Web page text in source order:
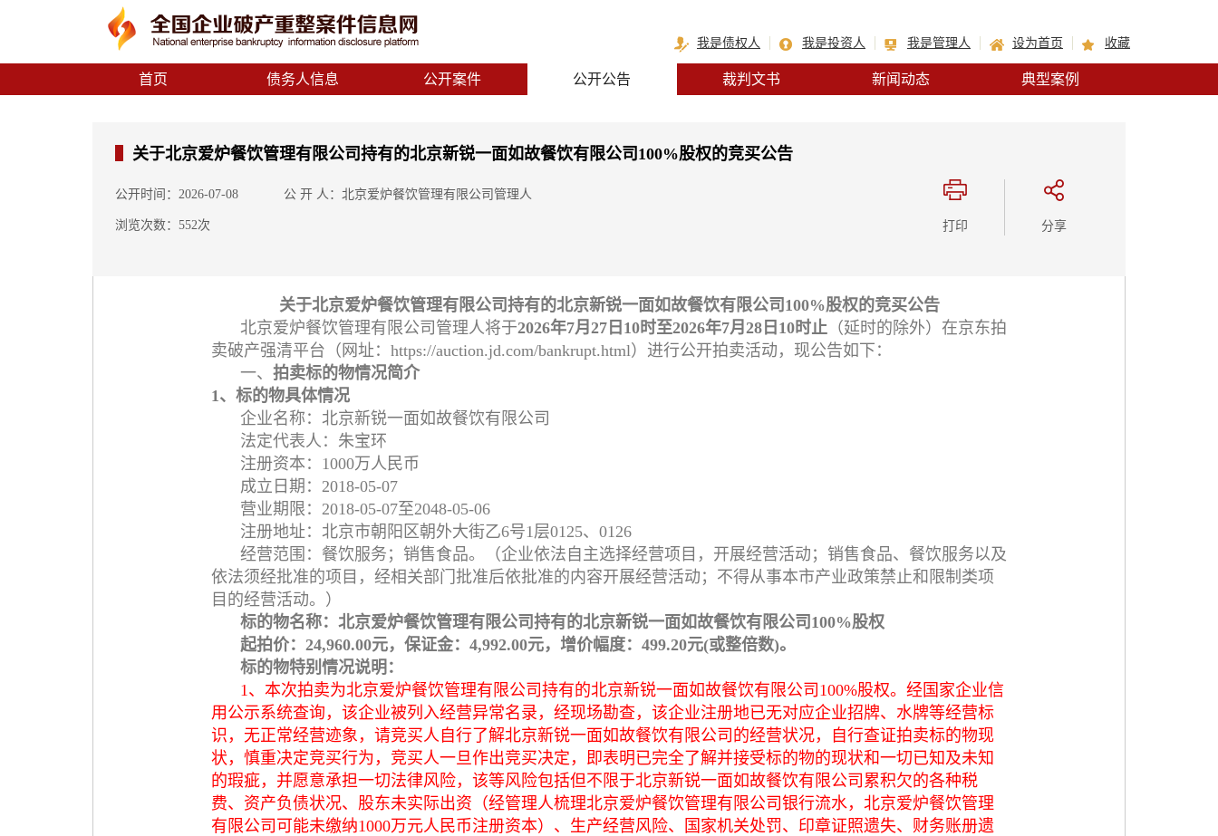
我是债权人 我是投资人 我是管理人 设为首页 收藏
首页 债务人信息 公开案件 公开公告 裁判文书 新闻动态 典型案例
关于北京爱炉餐饮管理有限公司持有的北京新锐一面如故餐饮有限公司100%股权的竞买公告
公开时间：2026-07-08 公 开 人：北京爱炉餐饮管理有限公司管理人
浏览次数：552次 打印 分享
关于北京爱炉餐饮管理有限公司持有的北京新锐一面如故餐饮有限公司100%股权的竞买公告
北京爱炉餐饮管理有限公司管理人将于2026年7月27日10时至2026年7月28日10时止 （延时的除外）在京东拍
卖破产强清平台（网址：https://auction.jd.com/bankrupt.html）进行公开拍卖活动，现公告如下：
一、拍卖标的物情况简介
1、标的物具体情况
企业名称：北京新锐一面如故餐饮有限公司
法定代表人：朱宝环
注册资本：1000万人民币
成立日期：2018-05-07
营业期限：2018-05-07至2048-05-06
注册地址：北京市朝阳区朝外大街乙6号1层0125、0126
经营范围：餐饮服务；销售食品。（企业依法自主选择经营项目，开展经营活动；销售食品、餐饮服务以及
依法须经批准的项目，经相关部门批准后依批准的内容开展经营活动；不得从事本市产业政策禁止和限制类项
目的经营活动。）
标的物名称：北京爱炉餐饮管理有限公司持有的北京新锐一面如故餐饮有限公司100%股权
起拍价：24,960.00元，保证金：4,992.00元，增价幅度：499.20元(或整倍数)。
标的物特别情况说明：
1、本次拍卖为北京爱炉餐饮管理有限公司持有的北京新锐一面如故餐饮有限公司100%股权。经国家企业信
用公示系统查询，该企业被列入经营异常名录，经现场勘查，该企业注册地已无对应企业招牌、水牌等经营标
识，无正常经营迹象，请竞买人自行了解北京新锐一面如故餐饮有限公司的经营状况，自行查证拍卖标的物现
状，慎重决定竞买行为，竞买人一旦作出竞买决定，即表明已完全了解并接受标的物的现状和一切已知及未知
的瑕疵，并愿意承担一切法律风险，该等风险包括但不限于北京新锐一面如故餐饮有限公司累积欠的各种税
费、资产负债状况、股东未实际出资（经管理人梳理北京爱炉餐饮管理有限公司银行流水，北京爱炉餐饮管理
有限公司可能未缴纳1000万元人民币注册资本）、生产经营风险、国家机关处罚、印章证照遗失、财务账册遗